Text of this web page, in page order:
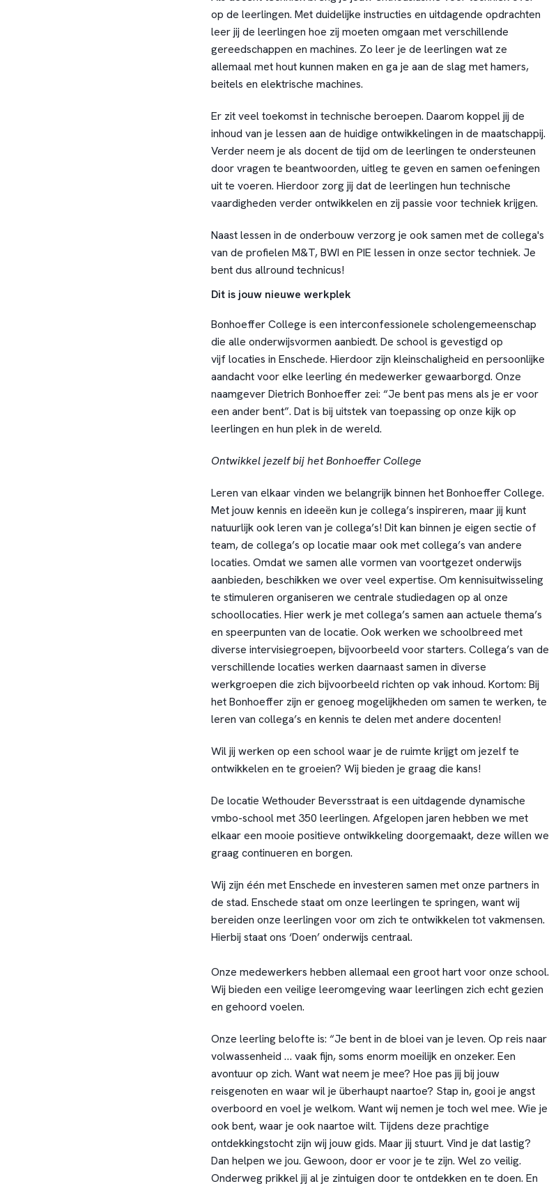
op de leerlingen. Met duidelijke instructies en uitdagende opdrachten
leer jij de leerlingen hoe zij moeten omgaan met verschillende
gereedschappen en machines. Zo leer je de leerlingen wat ze
allemaal met hout kunnen maken en ga je aan de slag met hamers,
beitels en elektrische machines.
Er zit veel toekomst in technische beroepen. Daarom koppel jij de
inhoud van je lessen aan de huidige ontwikkelingen in de maatschappij.
Verder neem je als docent de tijd om de leerlingen te ondersteunen
door vragen te beantwoorden, uitleg te geven en samen oefeningen
uit te voeren. Hierdoor zorg jij dat de leerlingen hun technische
vaardigheden verder ontwikkelen en zij passie voor techniek krijgen.
Naast lessen in de onderbouw verzorg je ook samen met de collega's
van de profielen M&T, BWI en PIE lessen in onze sector techniek. Je
bent dus allround technicus!
Dit is jouw nieuwe werkplek
Bonhoeffer College is een interconfessionele scholengemeenschap
die alle onderwijsvormen aanbiedt. De school is gevestigd op
vijf locaties in Enschede. Hierdoor zijn kleinschaligheid en persoonlijke
aandacht voor elke leerling én medewerker gewaarborgd. Onze
naamgever Dietrich Bonhoeffer zei: “Je bent pas mens als je er voor
een ander bent”. Dat is bij uitstek van toepassing op onze kijk op
leerlingen en hun plek in de wereld.
Ontwikkel jezelf bij het Bonhoeffer College
Leren van elkaar vinden we belangrijk binnen het Bonhoeffer College.
Met jouw kennis en ideeën kun je collega’s inspireren, maar jij kunt
natuurlijk ook leren van je collega’s! Dit kan binnen je eigen sectie of
team, de collega’s op locatie maar ook met collega’s van andere
locaties. Omdat we samen alle vormen van voortgezet onderwijs
aanbieden, beschikken we over veel expertise. Om kennisuitwisseling
te stimuleren organiseren we centrale studiedagen op al onze
schoollocaties. Hier werk je met collega’s samen aan actuele thema’s
en speerpunten van de locatie. Ook werken we schoolbreed met
diverse intervisiegroepen, bijvoorbeeld voor starters. Collega’s van de
verschillende locaties werken daarnaast samen in diverse
werkgroepen die zich bijvoorbeeld richten op vak inhoud. Kortom: Bij
het Bonhoeffer zijn er genoeg mogelijkheden om samen te werken, te
leren van collega’s en kennis te delen met andere docenten!
Wil jij werken op een school waar je de ruimte krijgt om jezelf te
ontwikkelen en te groeien? Wij bieden je graag die kans!
De locatie Wethouder Beversstraat is een uitdagende dynamische
vmbo-school met 350 leerlingen. Afgelopen jaren hebben we met
elkaar een mooie positieve ontwikkeling doorgemaakt, deze willen we
graag continueren en borgen.
Wij zijn één met Enschede en investeren samen met onze partners in
de stad. Enschede staat om onze leerlingen te springen, want wij
bereiden onze leerlingen voor om zich te ontwikkelen tot vakmensen.
Hierbij staat ons ‘Doen’ onderwijs centraal.
Onze medewerkers hebben allemaal een groot hart voor onze school.
Wij bieden een veilige leeromgeving waar leerlingen zich echt gezien
en gehoord voelen.
Onze leerling belofte is: “Je bent in de bloei van je leven. Op reis naar
volwassenheid … vaak fijn, soms enorm moeilijk en onzeker. Een
avontuur op zich. Want wat neem je mee? Hoe pas jij bij jouw
reisgenoten en waar wil je überhaupt naartoe? Stap in, gooi je angst
overboord en voel je welkom. Want wij nemen je toch wel mee. Wie je
ook bent, waar je ook naartoe wilt. Tijdens deze prachtige
ontdekkingstocht zijn wij jouw gids. Maar jij stuurt. Vind je dat lastig?
Dan helpen we jou. Gewoon, door er voor je te zijn. Wel zo veilig.
Onderweg prikkel jij al je zintuigen door te ontdekken en te doen. En